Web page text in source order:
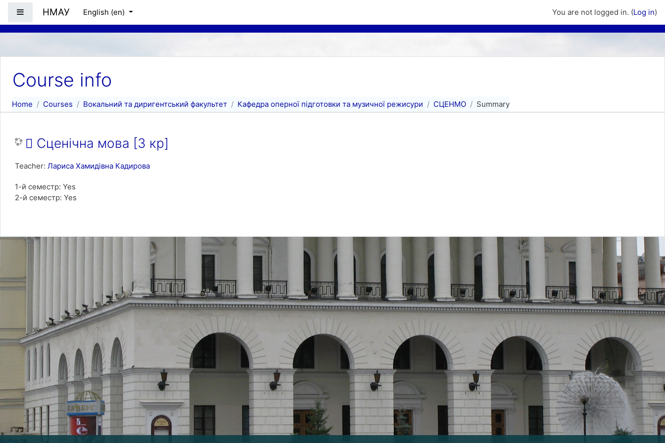
Side panel
НМАУ English ‎(en)‎ You are not logged in. (Log in)
Course info
Home Courses Вокальний та диригентський факультет Кафедра оперної підготовки та музичної режисури СЦЕНМО Summary
 Сценічна мова [3 кр]
Teacher: Лариса Хамидівна Кадирова
1-й семестр: Yes
2-й семестр: Yes